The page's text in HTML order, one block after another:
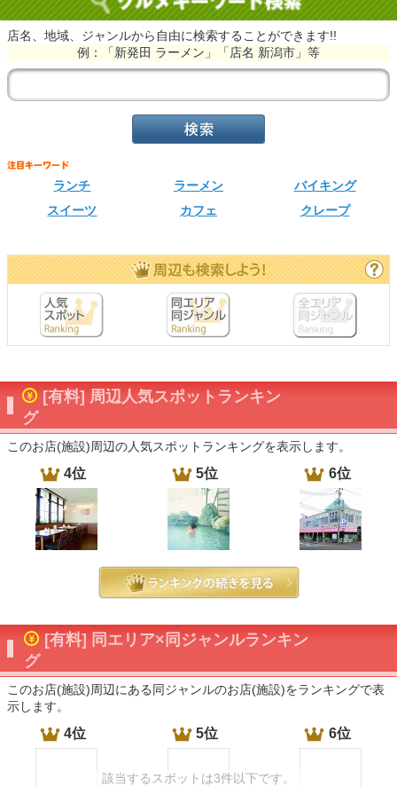
店名、地域、ジャンルから自由に検索することができます!!
例：「新発田 ラーメン」「店名 新潟市」等
ランチ ラーメン
バイキング
スイーツ
カフェ クレープ
[有料] 周辺人気スポットランキン
グ
このお店(施設)周辺の人気スポットランキングを表示します。
4位 5位 6位
[有料] 同エリア×同ジャンルランキン
グ
このお店(施設)周辺にある同ジャンルのお店(施設)をランキングで表
示します。
4位 5位 6位
該当するスポットは3件以下です。